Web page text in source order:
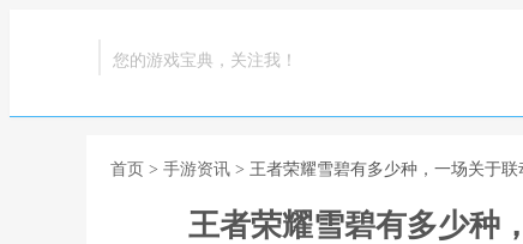
您的游戏宝典，关注我！
首页 > 手游资讯 > 王者荣耀雪碧有多少种，一场关于
王者荣耀雪碧有多少种